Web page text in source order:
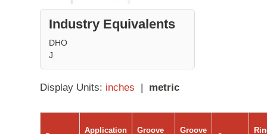
Industry Equivalents
DHO
J
Display Units: inches | metric
Application
Groove
Groove